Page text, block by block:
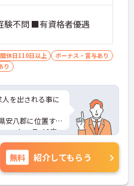
験不問 ■有資格者優遇
休日110日以上
ボーナス・賞与あり
り
を出される事に
安八郡に位置す
ートステイ6床
や面接のポイン
い合わせくださ
無料 紹介してもらう